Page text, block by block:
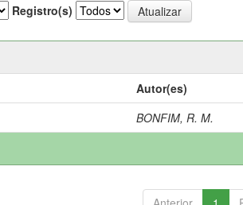
Registro(s)
Autor(es)
BONFIM, R. M.